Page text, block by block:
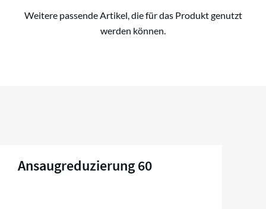
Weitere passende Artikel, die für das Produkt genutzt
werden können.
Ansaugreduzierung 60